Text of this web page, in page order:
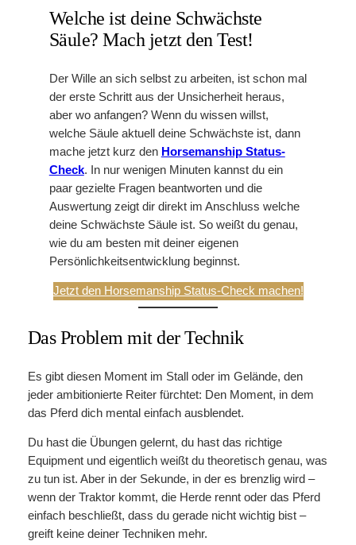
Welche ist deine Schwächste
Säule? Mach jetzt den Test!
Der Wille an sich selbst zu arbeiten, ist schon mal
der erste Schritt aus der Unsicherheit heraus,
aber wo anfangen? Wenn du wissen willst,
welche Säule aktuell deine Schwächste ist, dann
mache jetzt kurz den Horsemanship Status-
Check. In nur wenigen Minuten kannst du ein
paar gezielte Fragen beantworten und die
Auswertung zeigt dir direkt im Anschluss welche
deine Schwächste Säule ist. So weißt du genau,
wie du am besten mit deiner eigenen
Persönlichkeitsentwicklung beginnst.
Jetzt den Horsemanship Status-Check machen!
Das Problem mit der Technik
Es gibt diesen Moment im Stall oder im Gelände, den
jeder ambitionierte Reiter fürchtet: Den Moment, in dem
das Pferd dich mental einfach ausblendet.
Du hast die Übungen gelernt, du hast das richtige
Equipment und eigentlich weißt du theoretisch genau, was
zu tun ist. Aber in der Sekunde, in der es brenzlig wird –
wenn der Traktor kommt, die Herde rennt oder das Pferd
einfach beschließt, dass du gerade nicht wichtig bist –
greift keine deiner Techniken mehr.